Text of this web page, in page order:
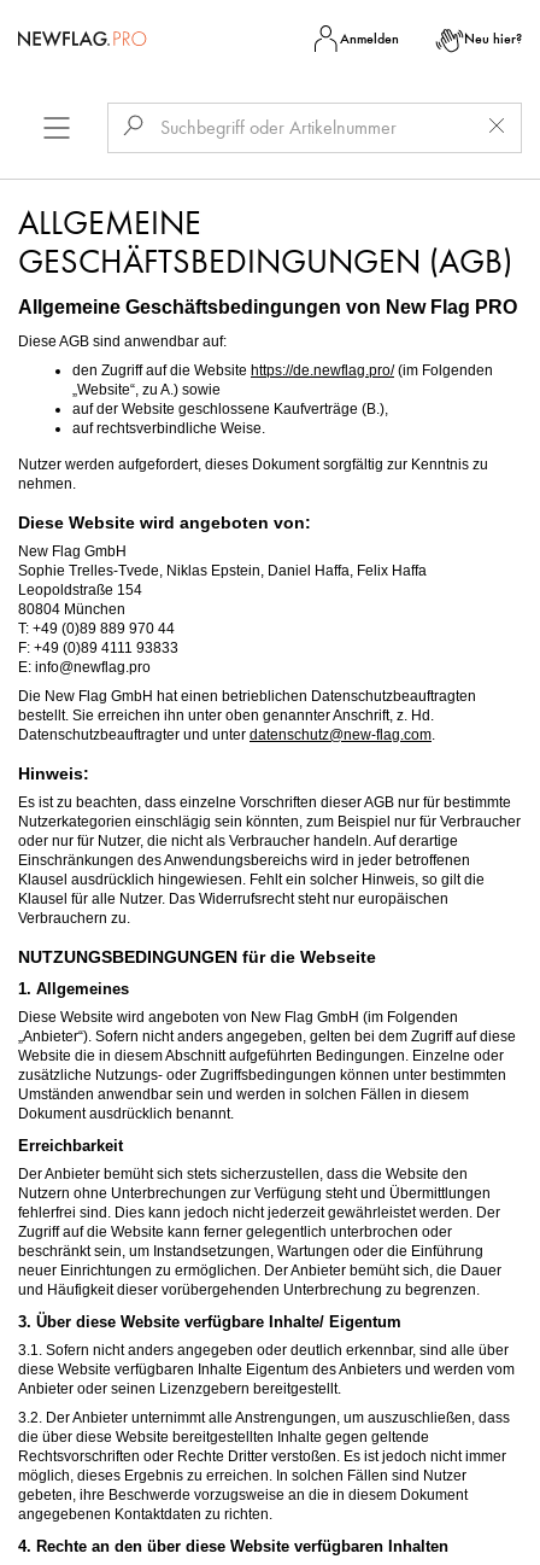
Anmelden Neu hier?
ALLGEMEINE
GESCHÄFTSBEDINGUNGEN (AGB)
Allgemeine Geschäftsbedingungen von New Flag PRO
Diese AGB sind anwendbar auf:
den Zugriff auf die Website https://de.newflag.pro/(im Folgenden
„Website“, zu A.) sowie
auf der Website geschlossene Kaufverträge (B.),
auf rechtsverbindliche Weise.
Nutzer werden aufgefordert, dieses Dokument sorgfältig zur Kenntnis zu
nehmen.
Diese Website wird angeboten von:
New Flag GmbH
Sophie Trelles-Tvede, Niklas Epstein, Daniel Haffa, Felix Haffa
Leopoldstraße 154
80804 München
T: +49 (0)89 889 970 44
F: +49 (0)89 4111 93833
E: info@newflag.pro
Die New Flag GmbH hat einen betrieblichen Datenschutzbeauftragten
bestellt. Sie erreichen ihn unter oben genannter Anschrift, z. Hd.
Datenschutzbeauftragter und unter datenschutz@new-flag.com.
Hinweis:
Es ist zu beachten, dass einzelne Vorschriften dieser AGB nur für bestimmte
Nutzerkategorien einschlägig sein könnten, zum Beispiel nur für Verbraucher
oder nur für Nutzer, die nicht als Verbraucher handeln. Auf derartige
Einschränkungen des Anwendungsbereichs wird in jeder betroffenen
Klausel ausdrücklich hingewiesen. Fehlt ein solcher Hinweis, so gilt die
Klausel für alle Nutzer. Das Widerrufsrecht steht nur europäischen
Verbrauchern zu.
NUTZUNGSBEDINGUNGEN für die Webseite
1. Allgemeines
Diese Website wird angeboten von New Flag GmbH (im Folgenden
„Anbieter“). Sofern nicht anders angegeben, gelten bei dem Zugriff auf diese
Website die in diesem Abschnitt aufgeführten Bedingungen. Einzelne oder
zusätzliche Nutzungs- oder Zugriffsbedingungen können unter bestimmten
Umständen anwendbar sein und werden in solchen Fällen in diesem
Dokument ausdrücklich benannt.
Erreichbarkeit
Der Anbieter bemüht sich stets sicherzustellen, dass die Website den
Nutzern ohne Unterbrechungen zur Verfügung steht und Übermittlungen
fehlerfrei sind. Dies kann jedoch nicht jederzeit gewährleistet werden. Der
Zugriff auf die Website kann ferner gelegentlich unterbrochen oder
beschränkt sein, um Instandsetzungen, Wartungen oder die Einführung
neuer Einrichtungen zu ermöglichen. Der Anbieter bemüht sich, die Dauer
und Häufigkeit dieser vorübergehenden Unterbrechung zu begrenzen.
3. Über diese Website verfügbare Inhalte/ Eigentum
3.1. Sofern nicht anders angegeben oder deutlich erkennbar, sind alle über
diese Website verfügbaren Inhalte Eigentum des Anbieters und werden vom
Anbieter oder seinen Lizenzgebern bereitgestellt.
3.2. Der Anbieter unternimmt alle Anstrengungen, um auszuschließen, dass
die über diese Website bereitgestellten Inhalte gegen geltende
Rechtsvorschriften oder Rechte Dritter verstoßen. Es ist jedoch nicht immer
möglich, dieses Ergebnis zu erreichen. In solchen Fällen sind Nutzer
gebeten, ihre Beschwerde vorzugsweise an die in diesem Dokument
angegebenen Kontaktdaten zu richten.
4. Rechte an den über diese Website verfügbaren Inhalten